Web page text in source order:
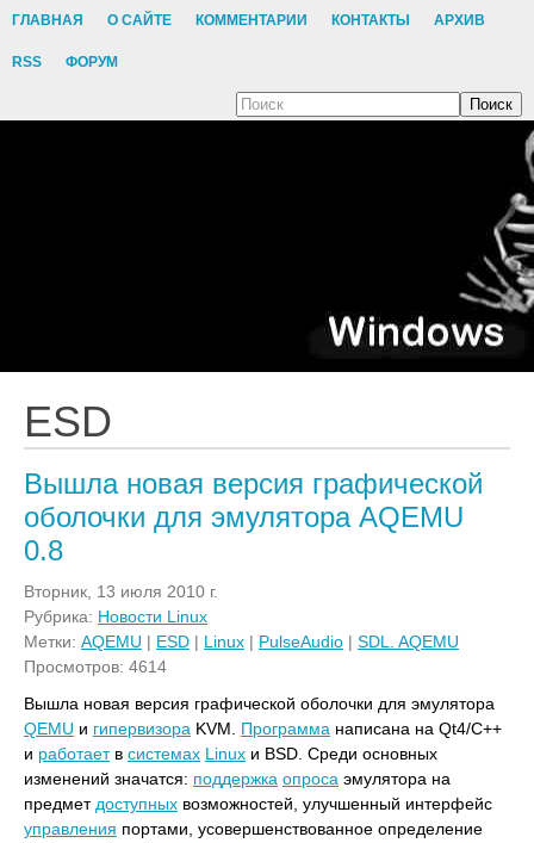
ГЛАВНАЯ О САЙТЕ КОММЕНТАРИИ КОНТАКТЫ АРХИВ
RSS ФОРУМ
Поиск
ESD
Вышла новая версия графической
оболочки для эмулятора AQEMU
0.8
Вторник, 13 июля 2010 г.
Рубрика: Новости Linux
Метки: AQEMU | ESD | Linux | PulseAudio | SDL. AQEMU
Просмотров: 4614
Вышла новая версия графической оболочки для эмулятора
QEMU и гипервизора KVM. Программа написана на Qt4/C++
и работаетв системах Linux и BSD. Среди основных
изменений значатся: поддержка опроса эмулятора на
предмет доступных возможностей, улучшенный интерфейс
управления портами, усовершенствованное определение